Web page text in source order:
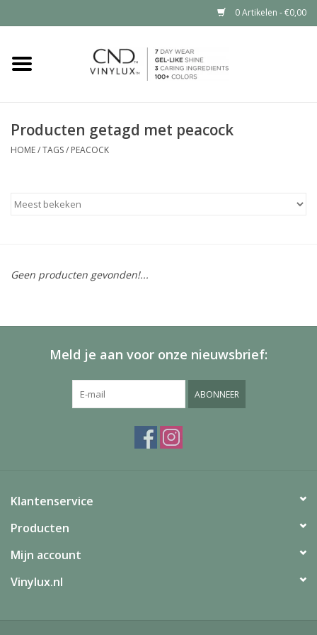
0 Artikelen - €0,00
Home
Nailart voor jou
Producten getagd met peacock
HOME/TAGS/ PEACOCK
Geen producten gevonden!...
Meld je aan voor onze nieuwsbrief:
ABONNEER
Klantenservice
Producten
Mijn account
Vinylux.nl